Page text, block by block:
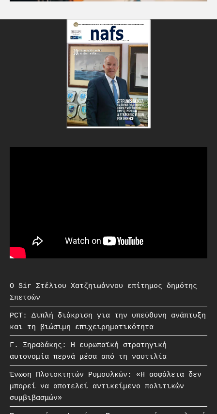
O Sir Στέλιου Χατζηιωάννου επίτημος δημότης
Σπετσών
PCT: Διπλή διάκριση για την υπεύθυνη ανάπτυξη
και τη βιώσιμη επιχειρηματικότητα
Γ. Ξηραδάκης: Η ευρωπαϊκή στρατηγική
αυτονομία περνά μέσα από τη ναυτιλία
Ένωση Πλοιοκτητών Ρυμουλκών: «Η ασφάλεια δεν
μπορεί να αποτελεί αντικείμενο πολιτικών
συμβιβασμών»